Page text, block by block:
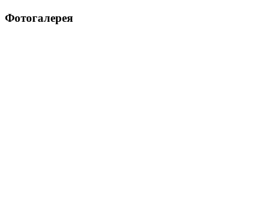
Фотогалерея